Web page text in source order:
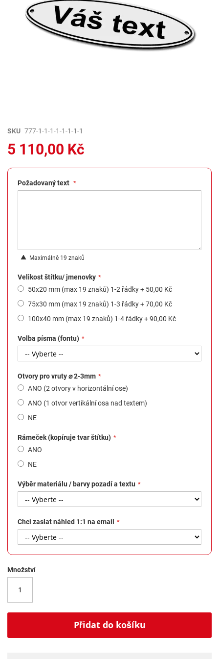
Přeskočit
začátek
s
obrázky
SKU 777-1-1-1-1-1-1-1-1
5 110,00 Kč
Požadovaný text
Maximálně 19 znaků
Velikost štítku/ jmenovky
50x20 mm (max 19 znaků) 1-2 řádky+ 50,00 Kč
75x30 mm (max 19 znaků) 1-3 řádky+70,00 Kč
100x40 mm (max 19 znaků) 1-4 řádky+90,00 Kč
Volba písma (fontu)
Otvory pro vruty ⌀ 2-3mm
ANO (2 otvory v horizontální ose)
ANO (1 otvor vertikální osa nad textem)
NE
Rámeček (kopíruje tvar štítku)
ANO
NE
Výběr materiálu / barvy pozadí a textu
Chci zaslat náhled 1:1 na email
Množství
Přidat do košíku